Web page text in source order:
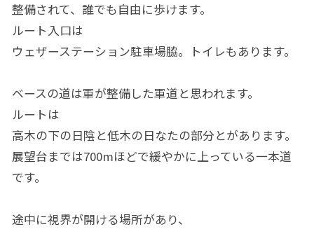
整備されて、誰でも自由に歩けます。
ルート入口は
ウェザーステーション駐車場脇。トイレもあります。
ベースの道は軍が整備した軍道と思われます。
ルートは
高木の下の日陰と低木の日なたの部分とがあります。
展望台までは700mほどで緩やかに上っている一本道
です。
途中に視界が開ける場所があり、